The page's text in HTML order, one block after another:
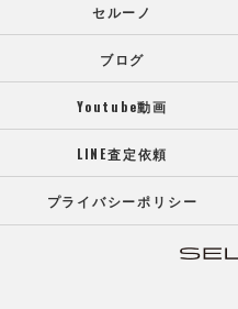
セルーノ
ブログ
Youtube動画
LINE査定依頼
プライバシーポリシー